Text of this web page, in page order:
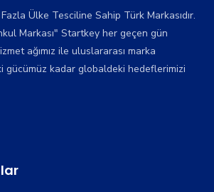
Ülke Tesciline Sahip Türk Markasıdır.
Markası" Startkey her geçen gün
ağımız ile uluslararası marka
gücümüz kadar globaldeki hedeflerimizi